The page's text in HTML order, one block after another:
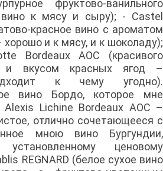
фруктово-ванильного
вино к мясу и сыру); - Castel
красное вино с ароматом
и к мясу, и к шоколаду);
Bordeaux AOC (красивого
и вкусом красных ягод –
к чему угодно).
вино Бордо, которое мне
Alexis Lichine Bordeaux AOC –
отлично сочетающееся с
мною вино Бургундии,
установленному ценовому
REGNARD (белое сухое вино